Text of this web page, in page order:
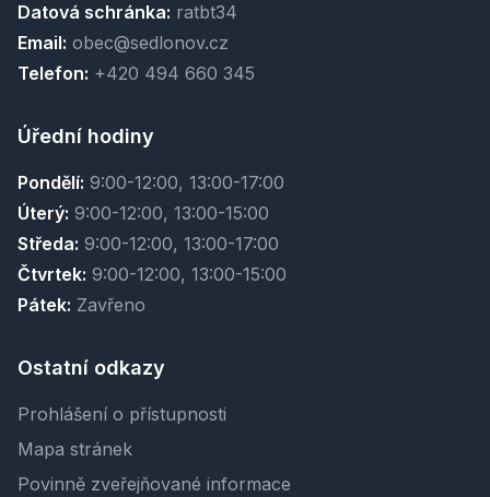
Datová schránka: ratbt34
Email: obec@sedlonov.cz
Telefon: +420 494 660 345
Úřední hodiny
Pondělí: 9:00-12:00, 13:00-17:00
Úterý: 9:00-12:00, 13:00-15:00
Středa: 9:00-12:00, 13:00-17:00
Čtvrtek: 9:00-12:00, 13:00-15:00
Pátek: Zavřeno
Ostatní odkazy
Prohlášení o přístupnosti
Mapa stránek
Povinně zveřejňované informace